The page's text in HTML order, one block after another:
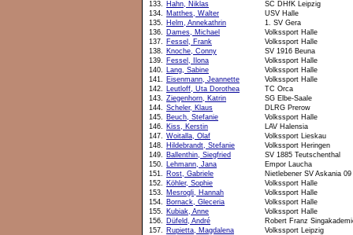
133.
Hahn, Niklas
SC DHfK Leipzig
134.
Matthes, Walter
USV Halle
135.
Helm, Annekathrin
1. SV Gera
136.
Dames, Michael
Volkssport Halle
137.
Fessel, Frank
Volkssport Halle
138.
Knoche, Conny
SV 1916 Beuna
139.
Fessel, Ilona
Volkssport Halle
140.
Lang, Sabine
Volkssport Halle
141.
Eisenmann, Jeannette
Volkssport Halle
142.
Leutloff, Uta Dorothea
TC Orca
143.
Ziegenhorn, Katrin
SG Elbe-Saale
144.
Scheler, Klaus
DLRG Prerow
145.
Beuch, Stefanie
Volkssport Halle
146.
Kiss, Kerstin
LAV Halensia
147.
Woitalla, Olaf
Volkssport Lieskau
148.
Hildebrandt, Stefanie
Volkssport Heringen
149.
Ballenthin, Siegfried
SV 1885 Teutschenthal
150.
Lehmann, Jana
Empor Laucha
151.
Rost, Gabriele
Nietlebener SV Askania 09
152.
Köhler, Sophie
Volkssport Halle
153.
Mesrogli, Hannah
Volkssport Halle
154.
Bornack, Gleceria
Volkssport Halle
155.
Kubiak, Anne
Volkssport Halle
156.
Düfeld, André
Robert Franz
157.
Rupietta, Magdalena Volkssport Leipzig